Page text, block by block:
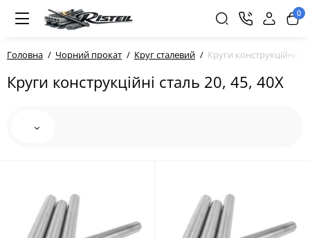
0
Головна Чорний прокат Круг сталевий Круги конструкційні
Круги конструкційні сталь 20, 45, 40Х